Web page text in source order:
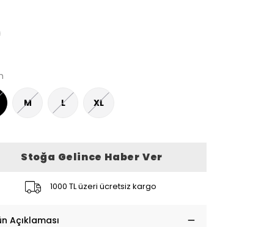
M L XL
Stoğa Gelince Haber Ver
1000 TL üzeri ücretsiz kargo
Açıklaması